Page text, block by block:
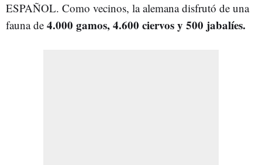
ESPAÑOL. Como vecinos, la alemana disfrutó de una
fauna de 4.000 gamos, 4.600 ciervos y 500 jabalíes.